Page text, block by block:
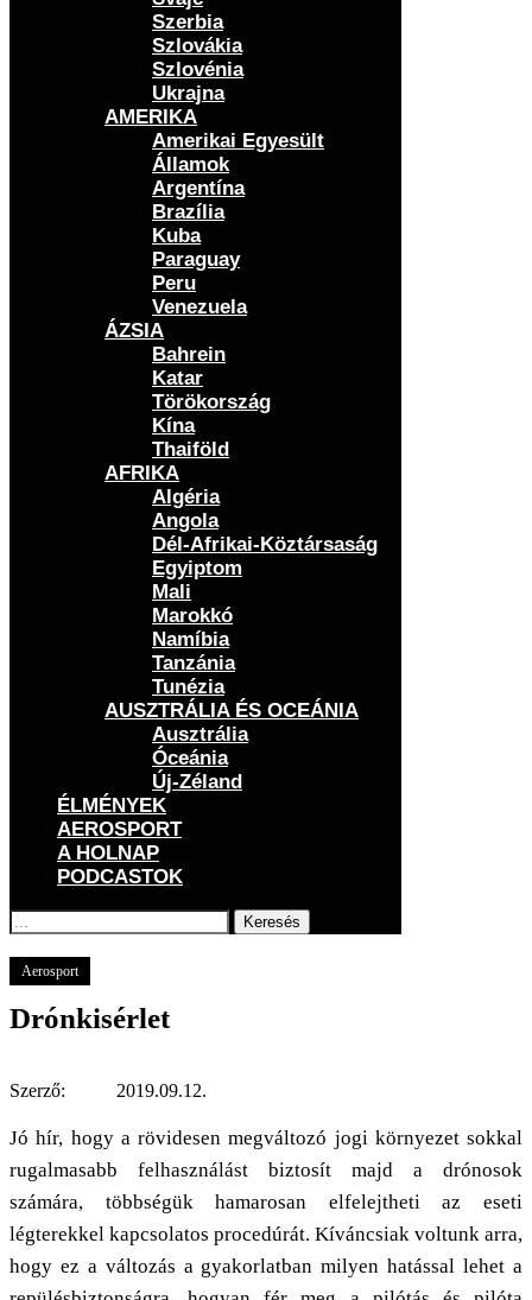
Szerbia
Szlovákia
Szlovénia
Ukrajna
AMERIKA
Amerikai Egyesült
Államok
Argentína
Brazília
Kuba
Paraguay
Peru
Venezuela
ÁZSIA
Bahrein
Katar
Törökország
Kína
Thaiföld
AFRIKA
Algéria
Angola
Dél-Afrikai-Köztársaság
Egyiptom
Mali
Marokkó
Namíbia
Tanzánia
Tunézia
AUSZTRÁLIA ÉS OCEÁNIA
Ausztrália
Óceánia
Új-Zéland
ÉLMÉNYEK
AEROSPORT
A HOLNAP
PODCASTOK
Keresés
Aerosport
Drónkisérlet
Szerző: 2019.09.12.
Jó hír, hogy a rövidesen megváltozó jogi környezet sokkal
rugalmasabb felhasználást biztosít majd a drónosok
számára, többségük hamarosan elfelejtheti az eseti
légterekkel kapcsolatos procedúrát. Kíváncsiak voltunk arra,
hogy ez a változás a gyakorlatban milyen hatással lehet a